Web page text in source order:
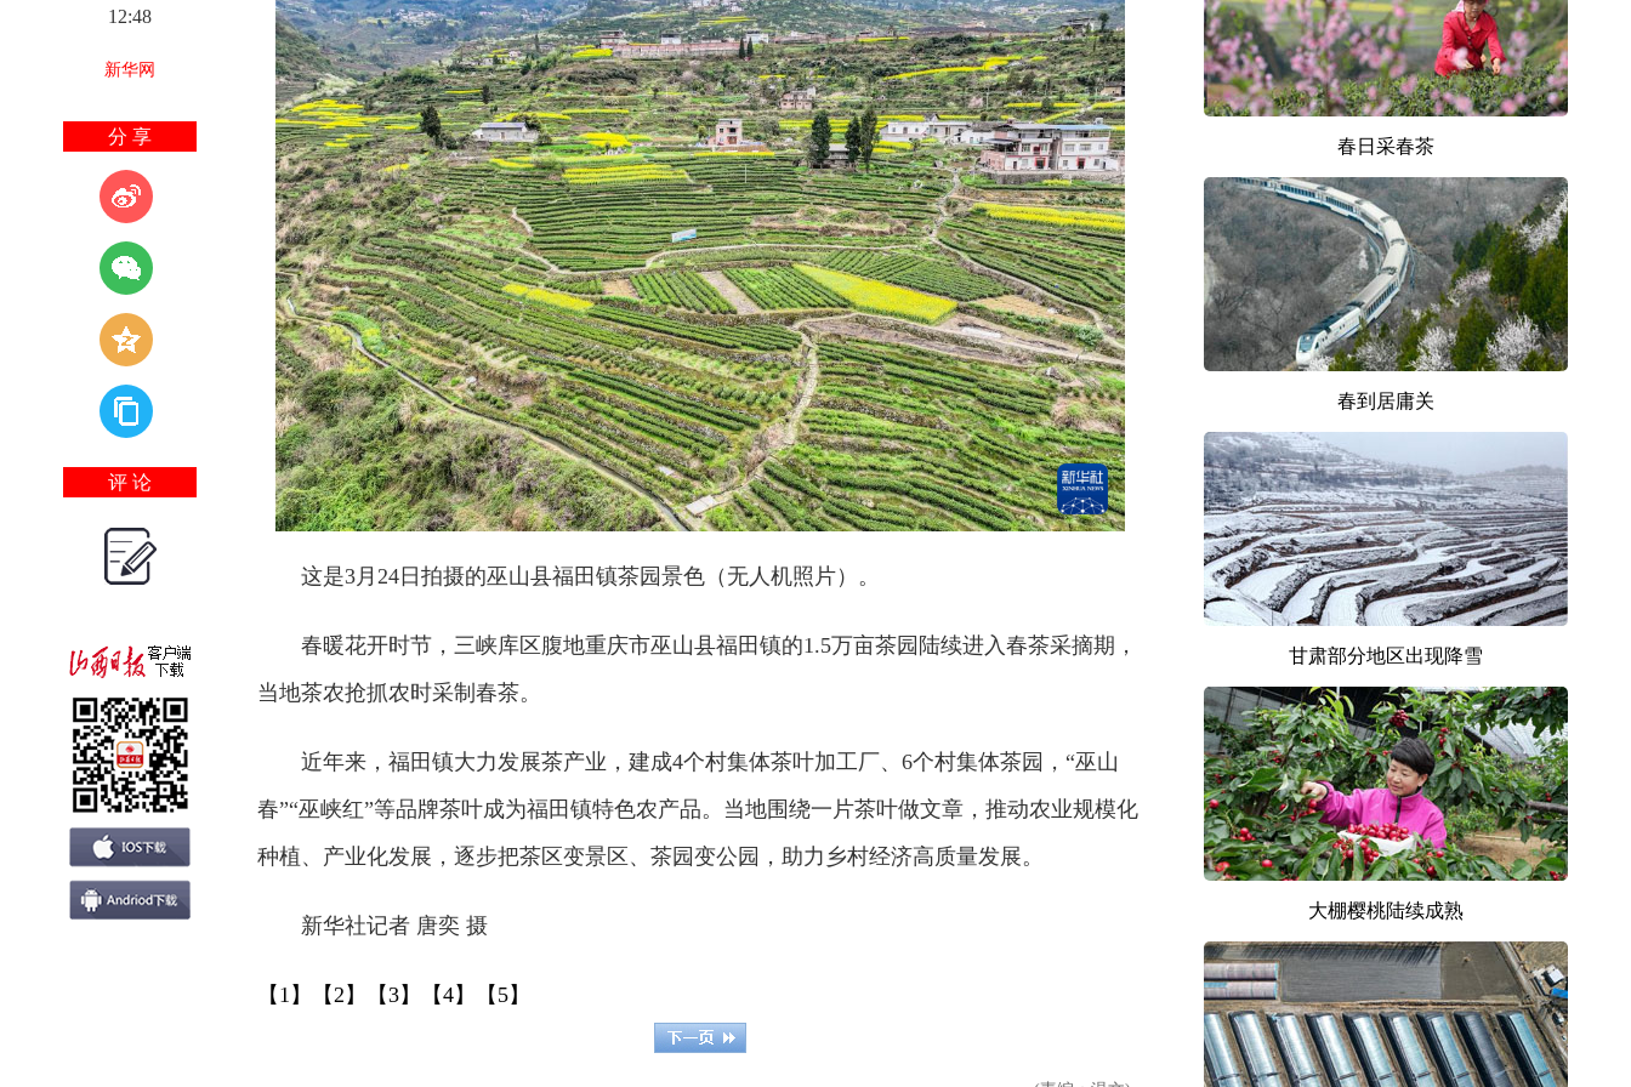
12:48
新华网
分 享
评 论
这是3月24日拍摄的巫山县福田镇茶园景色（无人机照片）。
春暖花开时节，三峡库区腹地重庆市巫山县福田镇的1.5万亩茶园陆续进入春茶采摘期，
当地茶农抢抓农时采制春茶。
近年来，福田镇大力发展茶产业，建成4个村集体茶叶加工厂、6个村集体茶园，“巫山
春”“巫峡红”等品牌茶叶成为福田镇特色农产品。当地围绕一片茶叶做文章，推动农业规模化
种植、产业化发展，逐步把茶区变景区、茶园变公园，助力乡村经济高质量发展。
新华社记者 唐奕 摄
【1】 【2】 【3】 【4】 【5】
春日采春茶
春到居庸关
甘肃部分地区出现降雪
大棚樱桃陆续成熟